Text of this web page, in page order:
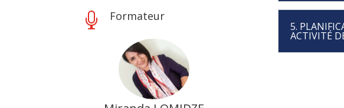
 Formateur
5.
ACTIVITÉ